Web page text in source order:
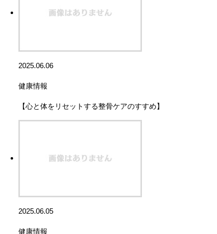
2025.06.06
健康情報
【心と体をリセットする整骨ケアのすすめ】
2025.06.05
健康情報